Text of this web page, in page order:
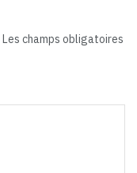
Les champs obligatoires